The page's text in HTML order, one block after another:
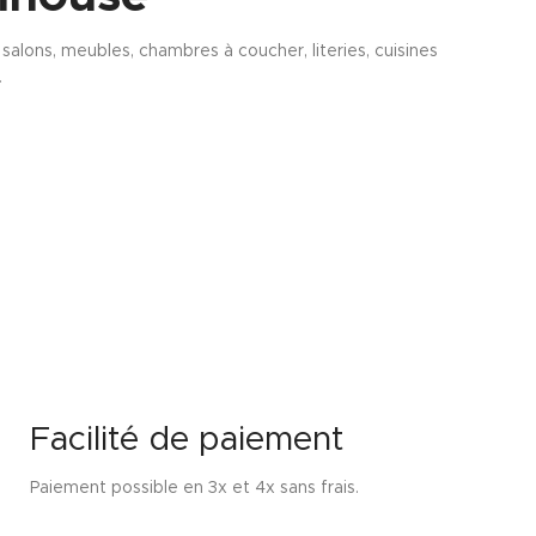
meubles, chambres à coucher, literies, cuisines
Facilité de paiement
Paiement possible en 3x et 4x sans frais.